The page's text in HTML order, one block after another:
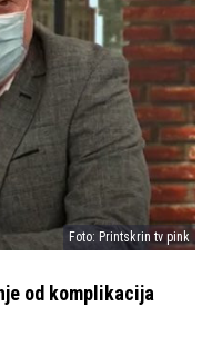
Foto: Printskrin tv pink
od komplikacija